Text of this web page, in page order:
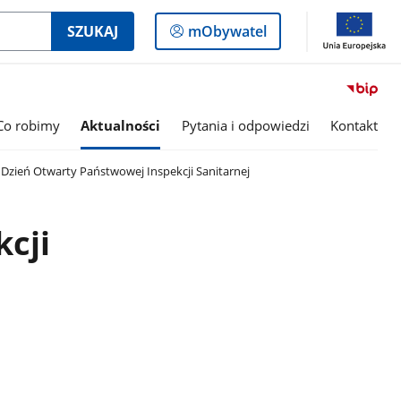
SZUKAJ
Logowanie
do
mObywatel
robimy Aktualności Pytania i odpowiedzi Kontakt
Otwarty Państwowej Inspekcji Sanitarnej